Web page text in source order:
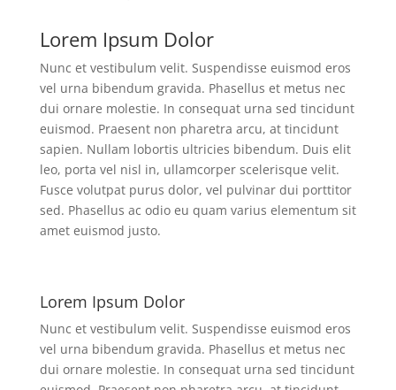
Lorem Ipsum Dolor
Nunc et vestibulum velit. Suspendisse euismod eros
vel urna bibendum gravida. Phasellus et metus nec
dui ornare molestie. In consequat urna sed tincidunt
euismod. Praesent non pharetra arcu, at tincidunt
sapien. Nullam lobortis ultricies bibendum. Duis elit
leo, porta vel nisl in, ullamcorper scelerisque velit.
Fusce volutpat purus dolor, vel pulvinar dui porttitor
sed. Phasellus ac odio eu quam varius elementum sit
amet euismod justo.
Lorem Ipsum Dolor
Nunc et vestibulum velit. Suspendisse euismod eros
vel urna bibendum gravida. Phasellus et metus nec
dui ornare molestie. In consequat urna sed tincidunt